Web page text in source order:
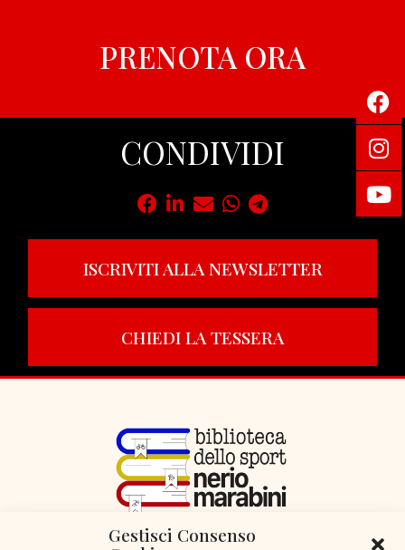
Gestisci Consenso
PRENOTA ORA
CONDIVIDI
ISCRIVITI ALLA NEWSLETTER
CHIEDI LA TESSERA
VIA LIBERTÀ 29, SERIATE (BG)